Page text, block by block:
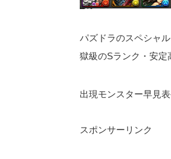
パズドラのスペシャ
獄級のSランク・安定
出現モンスター早見
スポンサーリンク